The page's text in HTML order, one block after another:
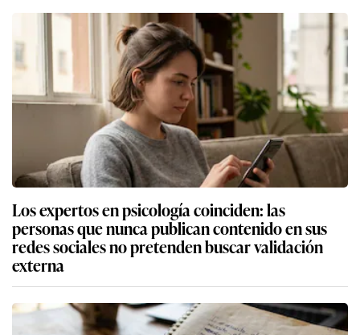
Los expertos en psicología coinciden: las
personas que nunca publican contenido en sus
redes sociales no pretenden buscar validación
externa